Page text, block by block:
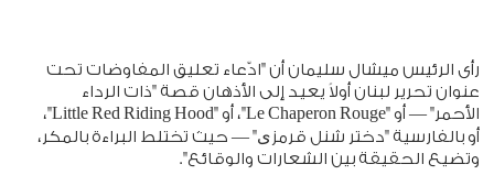
رأى الرئيس ميشال سليمان أن "ادّعاء تعليق المفاوضات تحت
عنوان تحرير لبنان أولاً يعيد إلى الأذهان قصة "ذات الرداء
الأحمر" — أو "Le Chaperon Rouge"، أو "Little Red Riding Hood"،
أو بالفارسية "دختر شنل قرمزی" — حيث تختلط البراءة بالمكر،
وتضيع الحقيقة بين الشعارات والوقائع".